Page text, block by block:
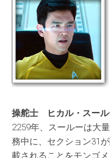
操舵士 ヒカル・スール
2259年、スールーは大
務中に、セクション31
載されることをモンゴ